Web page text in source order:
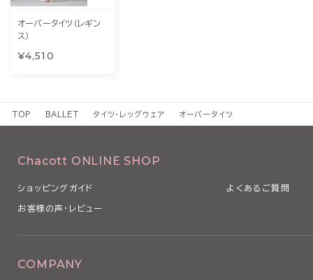
オーバータイツ（レギン
ス）
¥4,510
TOP BALLET タイツ・レッグウェア オーバータイツ
Chacott ONLINE SHOP
ショッピングガイド よくあるご質問
お客様の声・レビュー
COMPANY